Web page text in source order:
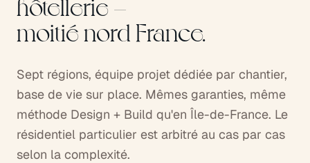
hôtellerie —
moitié nord France.
Sept régions, équipe projet dédiée par chantier,
base de vie sur place. Mêmes garanties, même
méthode Design + Build qu'en Île-de-France. Le
résidentiel particulier est arbitré au cas par cas
selon la complexité.